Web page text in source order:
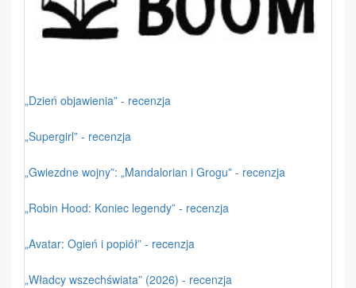
„Dzień objawienia” - recenzja
„Supergirl” - recenzja
„Gwiezdne wojny”: „Mandalorian i Grogu” - recenzja
„Robin Hood: Koniec legendy” - recenzja
„Avatar: Ogień i popiół” - recenzja
„Władcy wszechświata” (2026) - recenzja